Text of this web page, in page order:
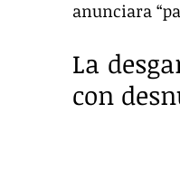
anunciara
La
con